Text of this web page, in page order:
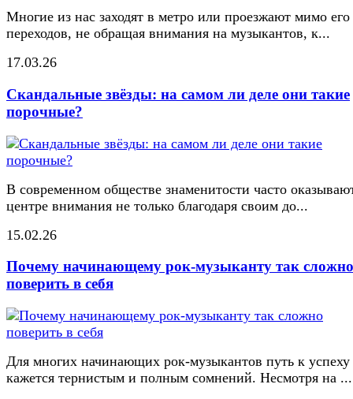
Многие из нас заходят в метро или проезжают мимо его
переходов, не обращая внимания на музыкантов, к...
17.03.26
Скандальные звёзды: на самом ли деле они такие
порочные?
В современном обществе знаменитости часто
центре внимания не только благодаря своим до...
15.02.26
Почему начинающему рок-музыканту так сложно
поверить в себя
Для многих начинающих рок-музыкантов путь к успеху
кажется тернистым и полным сомнений. Несмотря на ...